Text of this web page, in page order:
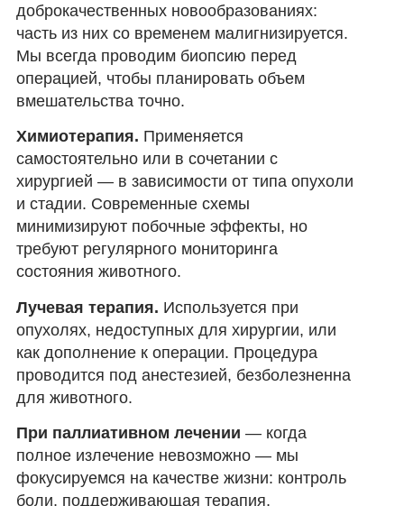
доброкачественных новообразованиях:
часть из них со временем малигнизируется.
Мы всегда проводим биопсию перед
операцией, чтобы планировать объем
вмешательства точно.
Химиотерапия. Применяется
самостоятельно или в сочетании с
хирургией — в зависимости от типа опухоли
и стадии. Современные схемы
минимизируют побочные эффекты, но
требуют регулярного мониторинга
состояния животного.
Лучевая терапия. Используется при
опухолях, недоступных для хирургии, или
как дополнение к операции. Процедура
проводится под анестезией, безболезненна
для животного.
При паллиативном лечении — когда
полное излечение невозможно — мы
фокусируемся на качестве жизни: контроль
боли, поддерживающая терапия,